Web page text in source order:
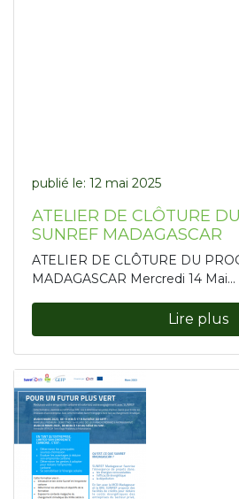
publié le: 12 mai 2025
ATELIER DE CLÔTURE
SUNREF MADAGASCAR
ATELIER DE CLÔTURE DU
MADAGASCAR Mercredi 14 Mai...
Lire plus